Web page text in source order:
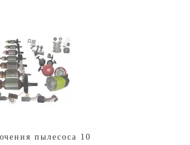
пылесоса 1025